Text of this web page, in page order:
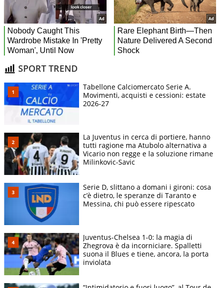
SPORT TREND
Tabellone Calciomercato Serie A.
Movimenti, acquisti e cessioni: estate
2026-27
La Juventus in cerca di portiere, hanno
tutti ragione ma Atubolo alternativa a
Vicario non regge e la soluzione rimane
Milinkovic-Savic
Serie D, slittano a domani i gironi: cosa
c’è dietro, le speranze di Taranto e
Messina, chi può essere ripescato
Juventus-Chelsea 1-0: la magia di
Zhegrova è da incorniciare. Spalletti
suona il Blues e tiene, ancora, la porta
inviolata